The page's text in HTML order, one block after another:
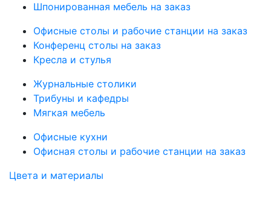
Шпонированная мебель на заказ
Офисные столы и рабочие станции на заказ
Конференц столы на заказ
Кресла и стулья
Журнальные столики
Трибуны и кафедры
Мягкая мебель
Офисные кухни
Офисная столы и рабочие станции на заказ
Цвета и материалы